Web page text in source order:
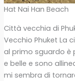
Hat Nai Han Beach
Città vecchia di
Vecchio Phuket La
al primo sguardo è
e belle e sono
mi sembra di